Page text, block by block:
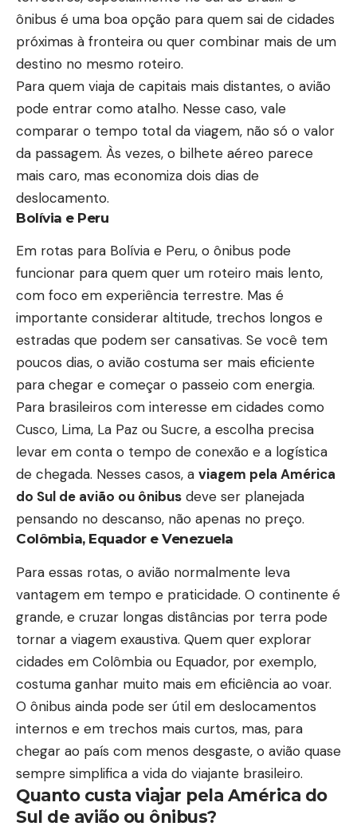
ônibus é uma boa opção para quem sai de cidades
próximas à fronteira ou quer combinar mais de um
destino no mesmo roteiro.
Para quem viaja de capitais mais distantes, o avião
pode entrar como atalho. Nesse caso, vale
comparar o tempo total da viagem, não só o valor
da passagem. Às vezes, o bilhete aéreo parece
mais caro, mas economiza dois dias de
deslocamento.
Bolívia e Peru
Em rotas para Bolívia e Peru, o ônibus pode
funcionar para quem quer um roteiro mais lento,
com foco em experiência terrestre. Mas é
importante considerar altitude, trechos longos e
estradas que podem ser cansativas. Se você tem
poucos dias, o avião costuma ser mais eficiente
para chegar e começar o passeio com energia.
Para brasileiros com interesse em cidades como
Cusco, Lima, La Paz ou Sucre, a escolha precisa
levar em conta o tempo de conexão e a logística
de chegada. Nesses casos, a viagem pela América
do Sul de avião ou ônibus deve ser planejada
pensando no descanso, não apenas no preço.
Colômbia, Equador e Venezuela
Para essas rotas, o avião normalmente leva
vantagem em tempo e praticidade. O continente é
grande, e cruzar longas distâncias por terra pode
tornar a viagem exaustiva. Quem quer explorar
cidades em Colômbia ou Equador, por exemplo,
costuma ganhar muito mais em eficiência ao voar.
O ônibus ainda pode ser útil em deslocamentos
internos e em trechos mais curtos, mas, para
chegar ao país com menos desgaste, o avião quase
sempre simplifica a vida do viajante brasileiro.
Quanto custa viajar pela América do
Sul de avião ou ônibus?